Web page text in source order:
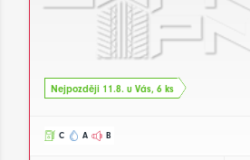
Nejpozději 11.8. u Vás, 6 ks
C A B